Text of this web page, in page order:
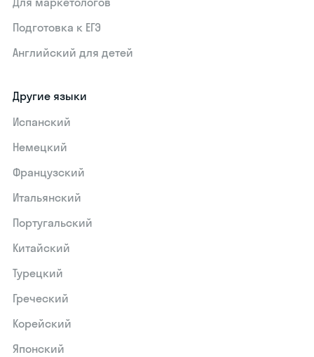
Подготовка к ЕГЭ
Английский для детей
Другие языки
Испанский
Немецкий
Французский
Итальянский
Португальский
Китайский
Турецкий
Греческий
Корейский
Японский